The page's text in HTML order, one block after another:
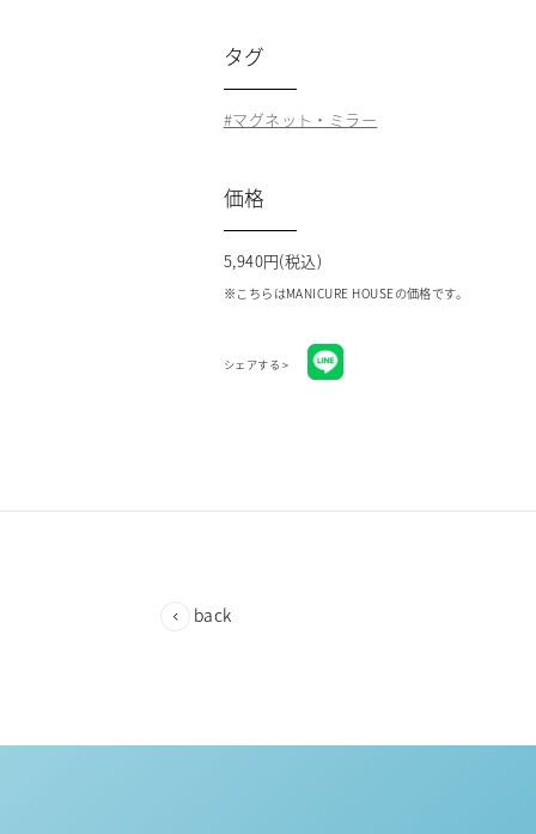
タグ
マグネット・ミラー
価格
5,940円(税込)
※こちらはMANICURE HOUSEの価格です。
シェアする >
back